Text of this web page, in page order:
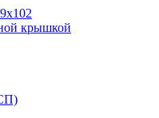
крышкой